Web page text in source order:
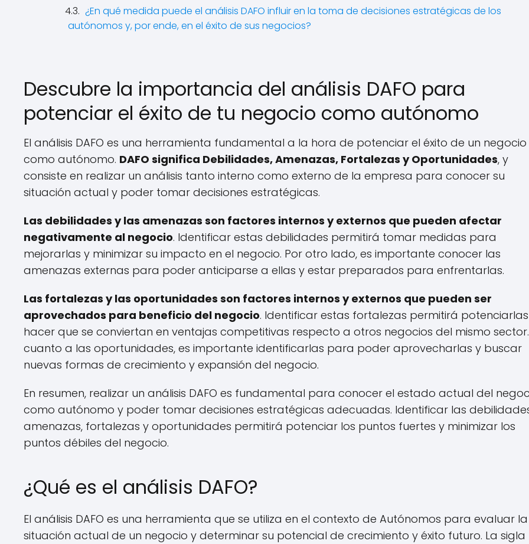
¿En qué medida puede el análisis DAFO influir en la toma de decisiones estratégicas de los
autónomos y, por ende, en el éxito de sus negocios?
Descubre la importancia del análisis DAFO para
potenciar el éxito de tu negocio como autónomo
El análisis DAFO es una herramienta fundamental a la hora de potenciar el éxito de un negocio
como autónomo. DAFO significa Debilidades, Amenazas, Fortalezas y Oportunidades, y
consiste en realizar un análisis tanto interno como externo de la empresa para conocer su
situación actual y poder tomar decisiones estratégicas.
Las debilidades y las amenazas son factores internos y externos que pueden afectar
negativamente al negocio. Identificar estas debilidades permitirá tomar medidas para
mejorarlas y minimizar su impacto en el negocio. Por otro lado, es importante conocer las
amenazas externas para poder anticiparse a ellas y estar preparados para enfrentarlas.
Las fortalezas y las oportunidades son factores internos y externos que pueden ser
aprovechados para beneficio del negocio. Identificar estas fortalezas permitirá
hacer que se conviertan en ventajas competitivas respecto a otros negocios del mismo sector.
cuanto a las oportunidades, es importante identificarlas para poder aprovecharlas y buscar
nuevas formas de crecimiento y expansión del negocio.
En resumen, realizar un análisis DAFO es fundamental para conocer el estado actual del
como autónomo y poder tomar decisiones estratégicas adecuadas. Identificar las
amenazas, fortalezas y oportunidades permitirá potenciar los puntos fuertes y minimizar los
puntos débiles del negocio.
¿Qué es el análisis DAFO?
El análisis DAFO es una herramienta que se utiliza en el contexto de Autónomos para evaluar la
situación actual de un negocio y determinar su potencial de crecimiento y éxito futuro. La sigla